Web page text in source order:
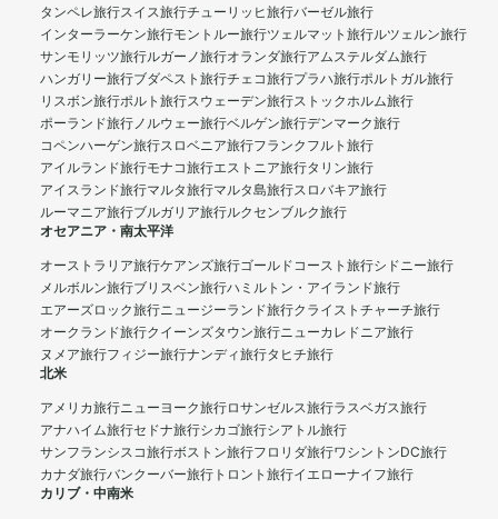
タンペレ旅行スイス旅行チューリッヒ旅行バーゼル旅行
インターラーケン旅行モントルー旅行ツェルマット旅行ルツェルン旅行
サンモリッツ旅行ルガーノ旅行オランダ旅行アムステルダム旅行
ハンガリー旅行ブダペスト旅行チェコ旅行プラハ旅行ポルトガル旅行
リスボン旅行ポルト旅行スウェーデン旅行ストックホルム旅行
ポーランド旅行ノルウェー旅行ベルゲン旅行デンマーク旅行
コペンハーゲン旅行スロベニア旅行フランクフルト旅行
アイルランド旅行モナコ旅行エストニア旅行タリン旅行
アイスランド旅行マルタ旅行マルタ島旅行スロバキア旅行
ルーマニア旅行ブルガリア旅行ルクセンブルク旅行
オセアニア・南太平洋
オーストラリア旅行ケアンズ旅行ゴールドコースト旅行シドニー旅行
メルボルン旅行ブリスベン旅行ハミルトン・アイランド旅行
エアーズロック旅行ニュージーランド旅行クライストチャーチ旅行
オークランド旅行クイーンズタウン旅行ニューカレドニア旅行
ヌメア旅行フィジー旅行ナンディ旅行タヒチ旅行
北米
アメリカ旅行ニューヨーク旅行ロサンゼルス旅行ラスベガス旅行
アナハイム旅行セドナ旅行シカゴ旅行シアトル旅行
サンフランシスコ旅行ボストン旅行フロリダ旅行ワシントンDC旅行
カナダ旅行バンクーバー旅行 トロント旅行イエローナイフ旅行
カリブ・中南米